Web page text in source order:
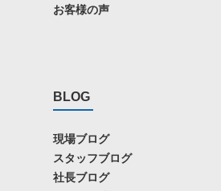
お客様の声
BLOG
現場ブログ
スタッフブログ
社長ブログ